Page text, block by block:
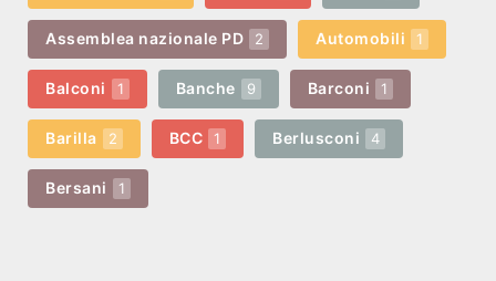
Assemblea nazionale PD 2 Automobili 1
Balconi 1 Banche 9 Barconi 1
Barilla 2 BCC 1 Berlusconi 4
Bersani 1